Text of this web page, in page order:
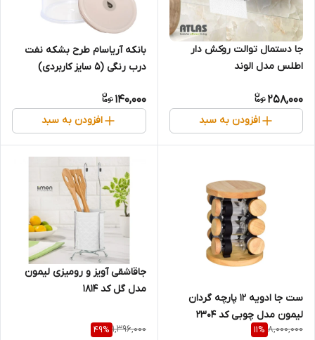
جا دستمال توالت روکش دار
اطلس مدل الوند
258,000
افزودن به سبد
بانکه آریاسام طرح بشکه نفت
درب رنگی (۵ سایز کاربردی)
140,000
افزودن به سبد
ست جا ادویه ۱۲ پارچه گردان
لیمون مدل چوبی کد 2304
8,000,000
11%
جاقاشقی آویز و رومیزی لیمون
مدل گل کد 1814
1,396,000
49%